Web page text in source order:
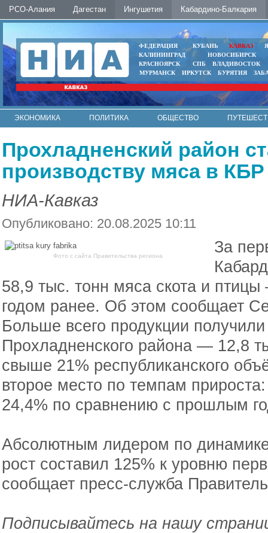
РСО-Алания Дагестан Ингушетия Кабардино-Балкария
ФЕДЕРАЦИЯ КУБАНЬ КАВКАЗ
КАЛИНИНГРАД
НОВОСИБИРСК
КРАСНОЯРСК
СПБ
ВЛАДИВОСТОК
МУРМАНСК
ИРКУТСК БУРЯТИЯ
ЭКОНОМИКА ПОЛИТИКА ОБЩЕСТВО
Прохладненский район
производству мяса в КБР
НИА-Кавказ
Опубликовано: 20.08.2025 10:11
Фото с сайта Правительства региона
За
58,9 тыс. тонн мяса скота и
годом ранее. Об этом сообщает
Больше всего продукции
Прохладненского района — 12,8
свыше 21% республиканского
второе место по темпам
24,4% по сравнению с прошлым
Абсолютным лидером по
рост составил 125% к уровню
сообщает пресс-служба
Подписывайтесь на нашу